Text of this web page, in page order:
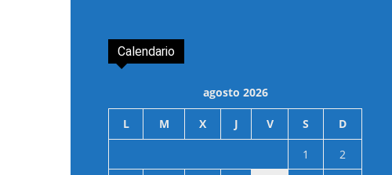
Calendario
agosto 2026
L M X J V S D
1
2